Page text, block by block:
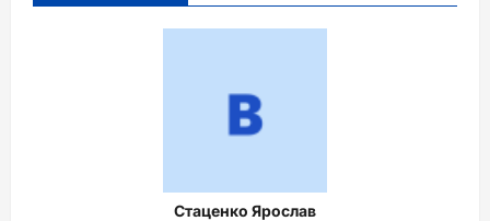
Стаценко Ярослав